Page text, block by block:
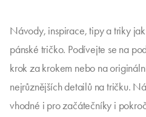
Návody, inspirace, tipy a triky
pánské tričko. Podívejte se na
krok za krokem nebo na
nejrůznějších detailů na tričku.
vhodné i pro začátečníky i